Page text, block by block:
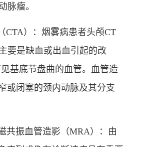
脉瘤。
CTA）：烟雾病患者头颅CT
要是缺血或出血引起的改
基底节盘曲的血管。血管造
或闭塞的颈内动脉及其分支
共振血管造影（MRA）：由